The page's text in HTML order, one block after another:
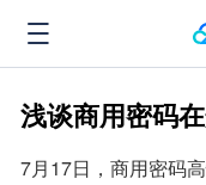
浅谈商用密码
7月17日，商用密码